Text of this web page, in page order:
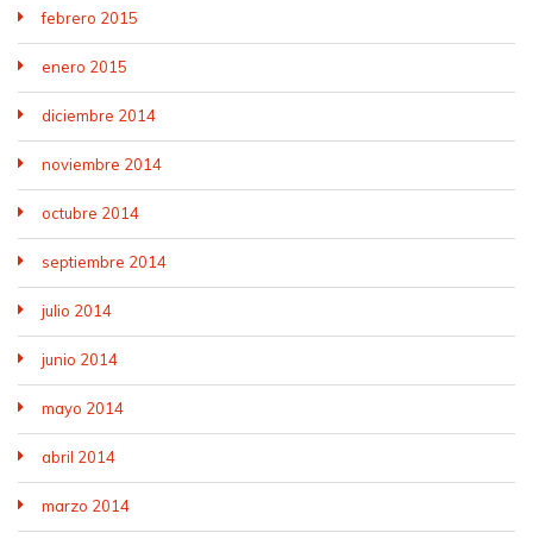
febrero 2015
enero 2015
diciembre 2014
noviembre 2014
octubre 2014
septiembre 2014
julio 2014
junio 2014
mayo 2014
abril 2014
marzo 2014